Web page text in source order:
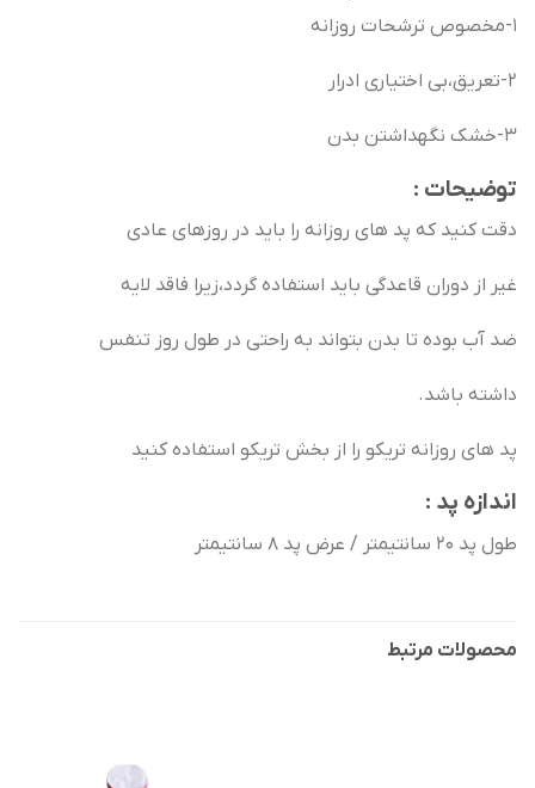
1-مخصوص ترشحات روزانه
2-تعریق،بی اختیاری ادرار
3-خشک نگهداشتن بدن
توضیحات :
دقت کنید که پد های روزانه را باید در روزهای عادی
غیر از دوران قاعدگی باید استفاده گردد،زیرا فاقد لایه
ضد آب بوده تا بدن بتواند به راحتی در طول روز تنفس
داشته باشد.
پد های روزانه تریکو را از بخش تریکو استفاده کنید
اندازه پد :
طول پد 20 سانتیمتر / عرض پد 8 سانتیمتر
محصولات مرتبط